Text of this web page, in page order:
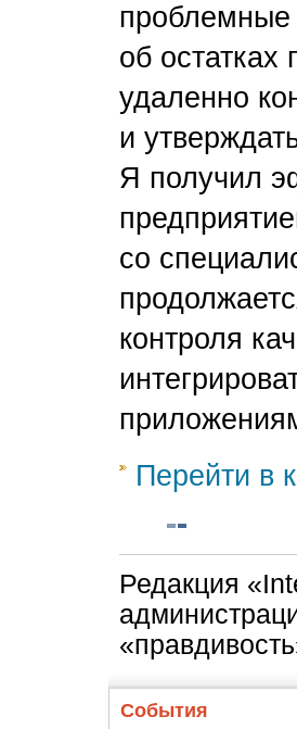
об остатках
удаленно
и
Я получил
со
контроля
Перейти в
Редакция
События